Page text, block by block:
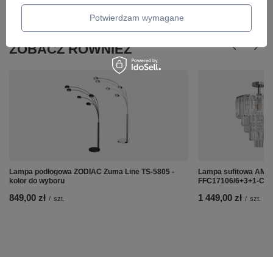
ZOBACZ RÓWNIEŻ
Lampa podłogowa ZODIAC Zuma Line TS-5805 -
kolor do wyboru
849,00 zł / szt.
Lampa sufitowa
FFC17106/6+3+1-
1 449,00 zł / szt.
Potwierdzam wymagane